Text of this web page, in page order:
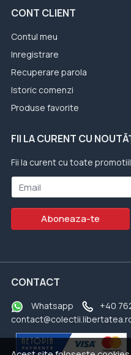
CONT CLIENT
Contul meu
Inregistrare
Recuperare parola
Istoric comenzi
Produse favorite
FII LA CURENT CU
Fii la curent cu toate
Email
Aboneaza-te
CONTACT
Whatsapp
+40